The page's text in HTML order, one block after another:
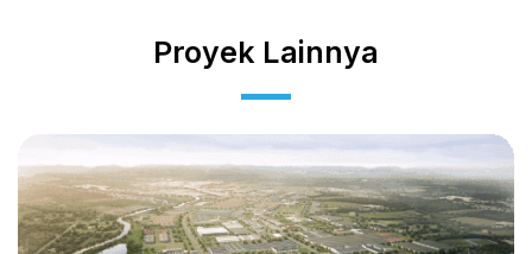
Proyek Lainnya